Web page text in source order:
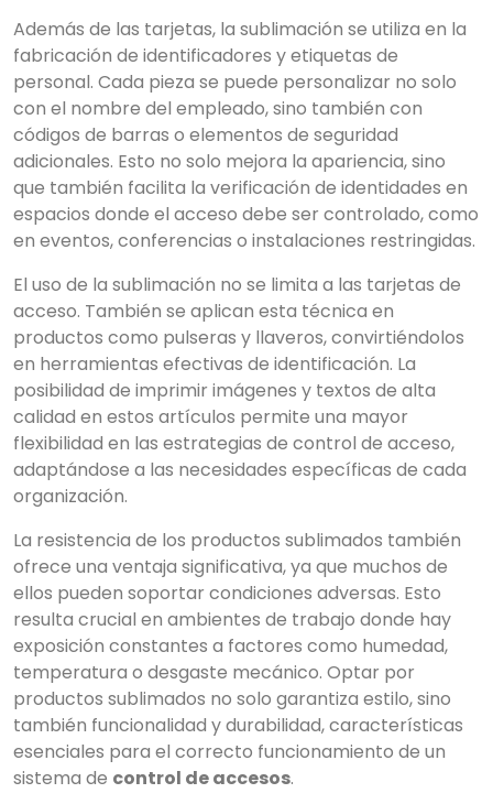
Además de las tarjetas, la sublimación se utiliza en la
fabricación de identificadores y etiquetas de
personal. Cada pieza se puede personalizar no solo
con el nombre del empleado, sino también con
códigos de barras o elementos de seguridad
adicionales. Esto no solo mejora la apariencia, sino
que también facilita la verificación de identidades en
espacios donde el acceso debe ser controlado, como
en eventos, conferencias o instalaciones restringidas.
El uso de la sublimación no se limita a las tarjetas de
acceso. También se aplican esta técnica en
productos como pulseras y llaveros, convirtiéndolos
en herramientas efectivas de identificación. La
posibilidad de imprimir imágenes y textos de alta
calidad en estos artículos permite una mayor
flexibilidad en las estrategias de control de acceso,
adaptándose a las necesidades específicas de cada
organización.
La resistencia de los productos sublimados también
ofrece una ventaja significativa, ya que muchos de
ellos pueden soportar condiciones adversas. Esto
resulta crucial en ambientes de trabajo donde hay
exposición constantes a factores como humedad,
temperatura o desgaste mecánico. Optar por
productos sublimados no solo garantiza estilo, sino
también funcionalidad y durabilidad, características
esenciales para el correcto funcionamiento de un
sistema de control de accesos.